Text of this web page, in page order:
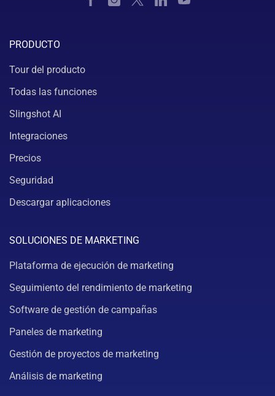
PRODUCTO
Tour del producto
Todas las funciones
Slingshot AI
Integraciones
Precios
Seguridad
Descargar aplicaciones
SOLUCIONES DE MARKETING
Plataforma de ejecución de marketing
Seguimiento del rendimiento de marketing
Software de gestión de campañas
Paneles de marketing
Gestión de proyectos de marketing
Análisis de marketing